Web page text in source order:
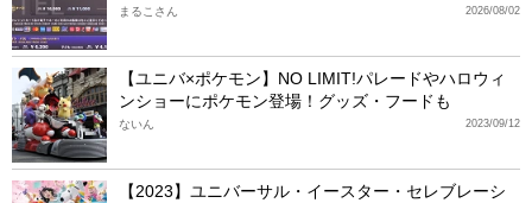
2026/08/02
まるこさん
【ユニバ×ポケモン】NO LIMIT!パレードやハロウィ
ンショーにポケモン登場！グッズ・フードも
2023/09/12
ないん
【2023】ユニバーサル・イースター・セレブレーシ